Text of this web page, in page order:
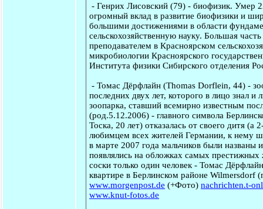
-Генрих Лисовский (79) - биофизик. Умер
огромный вклад в развитие биофизики и
большими достижениями в области
сельскохозяйственную науку. Большая
преподавателем в Красноярском
микробиологии Красноярского
Института физики Сибирского отделения
-Томас Дёрфлайн (Thomas Dorflein, 44) -
последних двух лет, которого в лицо знал
зоопарка, ставший всемирно известным
(род.5.12.2006) - главного символа
Тоска, 20 лет) отказалась от своего дитя
любимцем всех жителей Германии, к нему
в марте 2007 года мальчиков были
появлялись на обложках самых
соски только один человек - Томас
квартире в Берлинском районе Wilmersdorf
www.morgenpost.de (+Фото)nachrichten.t-
www.knut-fotos.de